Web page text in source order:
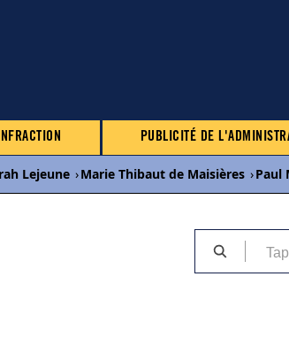
PUBLICITÉ DE
Lejeune ›Marie Thibaut de Maisières ›Paul